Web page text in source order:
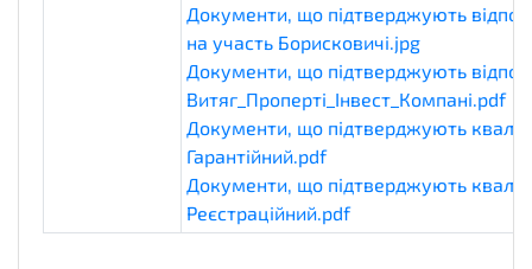
Документи, що підтверджують
на участь Борисковичі.jpg
Документи, що підтверджують
Витяг_Проперті_Інвест_Компані.pdf
Документи, що підтверджують
Гарантійний.pdfqualificationDocuments
Документи, що підтверджують
Реєстраційний.pdf